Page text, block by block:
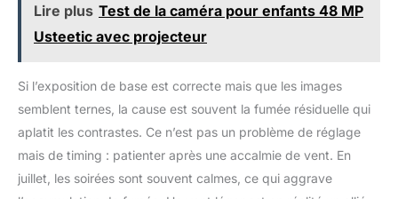
Lire plus Test de la caméra pour enfants 48 MP
Usteetic avec projecteur
Si l’exposition de base est correcte mais que les images
semblent ternes, la cause est souvent la fumée résiduelle qui
aplatit les contrastes. Ce n’est pas un problème de réglage
mais de timing : patienter après une accalmie de vent. En
juillet, les soirées sont souvent calmes, ce qui aggrave